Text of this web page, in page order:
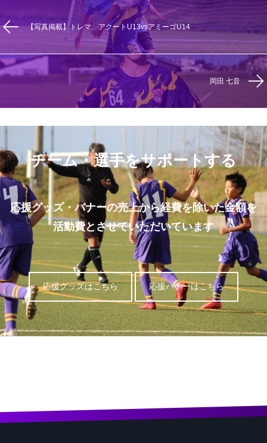
【写真掲載】トレマ アクートU13vsアミーゴU14
岡田 七音
チーム・選手をサポートする
応援グッズ・バナーの売上から経費を除いた金額を
活動費とさせていただいています
応援グッズはこちら 応援バナーはこちら